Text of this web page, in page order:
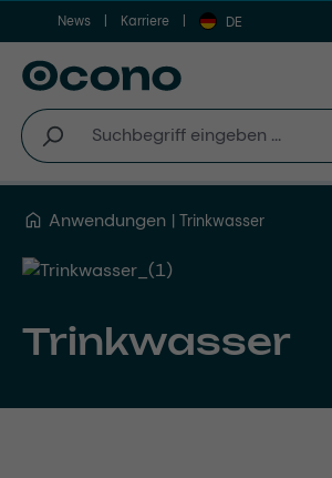
Zum Hauptinhalt springen
News Karriere DE
Anwendungen Trinkwasser
Trinkwasser